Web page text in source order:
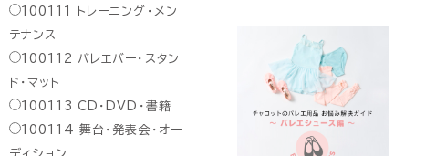
100111
トレーニング・メン
テナンス
100112
バレエバー・スタン
ド・マット
100113 CD・DVD・書籍
100114 舞台・発表会・オー